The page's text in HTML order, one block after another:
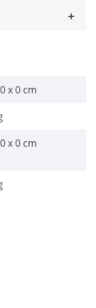
x 0 cm
x 0 cm